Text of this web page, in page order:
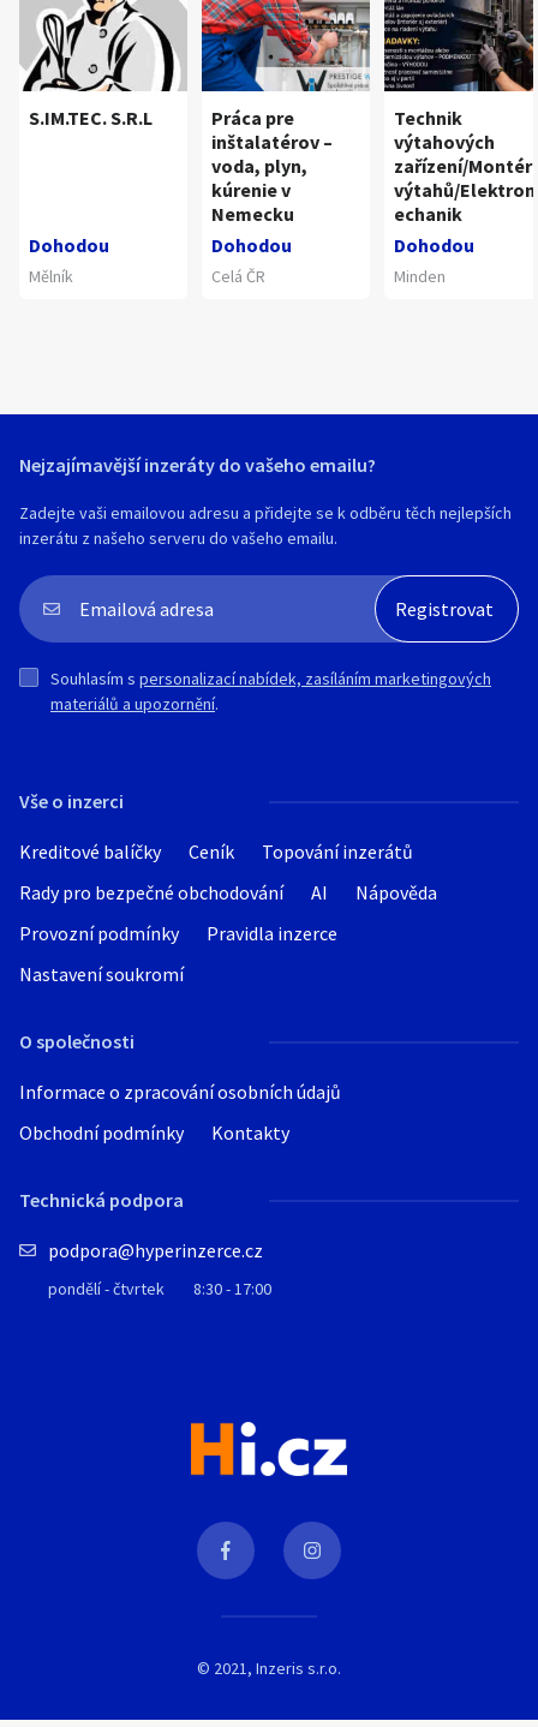
S.IM.TEC. S.R.L
Dohodou
Mělník
Práca pre
inštalatérov –
voda, plyn,
kúrenie v
Nemecku
Dohodou
Celá ČR
Technik
výtahových
zařízení/Montér
výtahů/
echanik
Dohodou
Minden
Vše o inzerci
Kreditové balíčky Ceník
Topování inzerátů
Rady pro bezpečné obchodování
AI
Nápověda
Provozní podmínky
Pravidla inzerce
Nastavení soukromí
O společnosti
Informace o zpracování osobních údajů
Obchodní podmínky
Kontakty
Technická podpora
podpora@hyperinzerce.cz
pondělí - čtvrtek 8:30 - 17:00
Nejzajímavější inzeráty do vašeho emailu?
Zadejte vaši emailovou adresu a přidejte se k odběru těch nejlepších
inzerátu z našeho serveru do vašeho emailu.
Souhlasím s personalizací nabídek, zasíláním marketingových
materiálů a upozornění.
© 2021, Inzeris s.r.o.